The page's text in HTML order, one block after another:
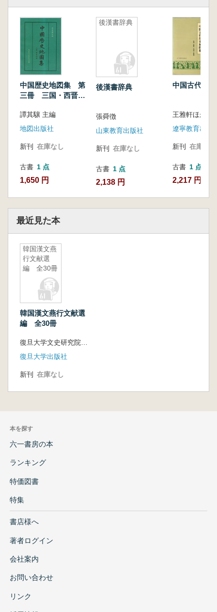
中国歴史地図集 第
三冊 三国・西晋時
譚其驤 主編
地図出版社
新刊 在庫なし
古書 1 点
1,650 円
後漢書辞典
後漢書辞典
張舜徴
山東教育出版社
新刊 在庫なし
古書 1 点
2,138 円
中国古代歴
王雅軒ほか
遼寧教育出版
新刊 在庫なし
古書 1 点
2,217 円
最近見た本
韓国漢文燕
行文献選
編 全30冊
韓国漢文燕行文献選
編 全30冊
復旦大学文史研究院 韓国成均館大学東亜学術院 主編
復旦大学出版社
新刊 在庫なし
本を探す
六一書房の本
ランキング
特価図書
特集
書店様へ
著者ログイン
会社案内
お問い合わせ
リンク